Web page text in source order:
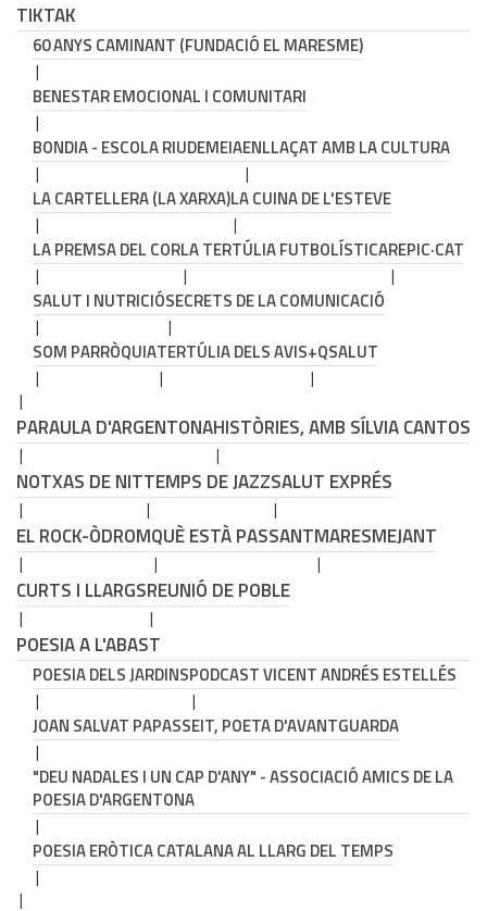
TIKTAK
60 ANYS CAMINANT (FUNDACIÓ EL MARESME)
BENESTAR EMOCIONAL I COMUNITARI
BONDIA - ESCOLA RIUDEMEIAENLLAÇAT AMB LA CULTURA
LA CARTELLERA (LA XARXA)LA CUINA DE L'ESTEVE
LA PREMSA DEL CORLA TERTÚLIA FUTBOLÍSTICAREPIC·CAT
SALUT I NUTRICIÓSECRETS DE LA COMUNICACIÓ
SOM PARRÒQUIATERTÚLIA DELS AVIS+QSALUT
PARAULA D'ARGENTONAHISTÒRIES, AMB SÍLVIA CANTOS
NOTXAS DE NITTEMPS DE JAZZSALUT EXPRÉS
EL ROCK-ÒDROMQUÈ ESTÀ PASSANTMARESMEJANT
CURTS I LLARGSREUNIÓ DE POBLE
POESIA A L'ABAST
POESIA DELS JARDINSPODCAST VICENT ANDRÉS ESTELLÉS
JOAN SALVAT PAPASSEIT, POETA D'AVANTGUARDA
"DEU NADALES I UN CAP D'ANY" - ASSOCIACIÓ AMICS DE LA
POESIA D'ARGENTONA
POESIA ERÒTICA CATALANA AL LLARG DEL TEMPS